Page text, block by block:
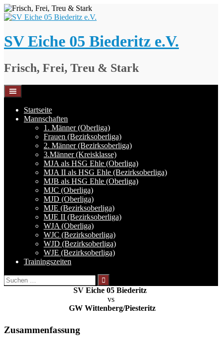
Springe
zum
SV Eiche 05 Biederitz e.V.
Frisch, Frei, Treu & Stark
Startseite
Mannschaften
1. Männer (Oberliga)
Frauen (Bezirksoberliga)
2. Männer (Bezirksoberliga)
3.Männer (Kreisklasse)
MJA als HSG Ehle (Oberliga)
MJA II als HSG Ehle (Bezirksoberliga)
MJB als HSG Ehle (Oberliga)
MJC (Oberliga)
MJD (Oberliga)
MJE (Bezirksoberliga)
MJE II (Bezirksoberliga)
WJA (Oberliga)
WJC (Bezirksoberliga)
WJD (Bezirksoberliga)
WJE (Bezirksoberliga)
Trainingszeiten
Suchen
nach:
SV Eiche 05 Biederitz
vs
GW Wittenberg/Piesteritz
Zusammenfassung